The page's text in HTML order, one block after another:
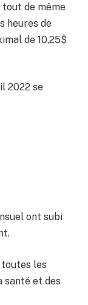
de même
heures de
de 10,25$
2022 se
ont subi
les
santé et des